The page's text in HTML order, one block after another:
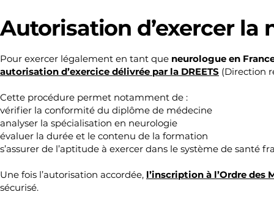
Autorisation d’exercer la
Pour exercer légalement en tant que neurologue en
autorisation d’exercice délivrée par la DREETS (Direction
Cette procédure permet notamment de :
vérifier la conformité du diplôme de médecine
analyser la spécialisation en neurologie
évaluer la durée et le contenu de la formation
s’assurer de l’aptitude à exercer dans le système de santé
Une fois l’autorisation accordée, l’inscription à l’Ordre des
sécurisé.